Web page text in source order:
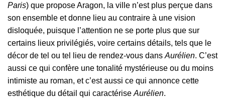
Paris) que propose Aragon, la ville n’est plus perçue dans
son ensemble et donne lieu au contraire à une vision
disloquée, puisque l’attention ne se porte plus que sur
certains lieux privilégiés, voire certains détails, tels que le
décor de tel ou tel lieu de rendez-vous dans Aurélien. C’est
aussi ce qui confère une tonalité mystérieuse ou du moins
intimiste au roman, et c’est aussi ce qui annonce cette
esthétique du détail qui caractérise Aurélien.